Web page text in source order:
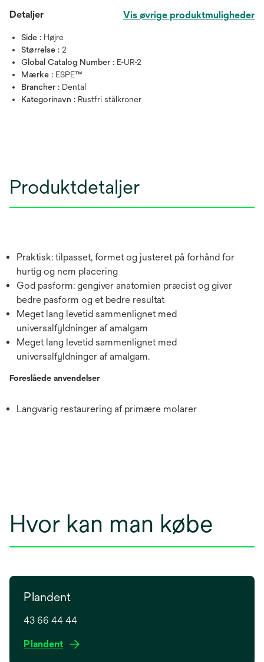
Detaljer Vis øvrige produktmuligheder
Side : Højre
Størrelse : 2
Global Catalog Number : E-UR-2
Mærke : ESPE™
Brancher : Dental
Kategorinavn : Rustfri stålkroner
Produktdetaljer
Praktisk: tilpasset, formet og justeret på forhånd for
hurtig og nem placering
God pasform: gengiver anatomien præcist og giver
bedre pasform og et bedre resultat
Meget lang levetid sammenlignet med
universalfyldninger af amalgam
Meget lang levetid sammenlignet med
universalfyldninger af amalgam.
Foreslåede anvendelser
Langvarig restaurering af primære molarer
Hvor kan man købe
Plandent
43 66 44 44
Plandento